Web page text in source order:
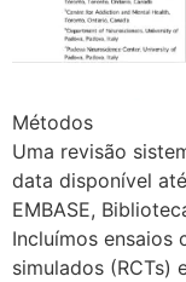
Métodos
Uma revisão
data disponível
EMBASE,
Incluímos ensaios
simulados (RCTs)